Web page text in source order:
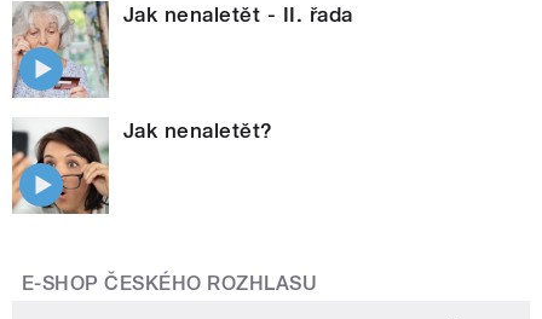
Jak nenaletět - II. řada
Jak nenaletět?
E-SHOP ČESKÉHO ROZHLASU